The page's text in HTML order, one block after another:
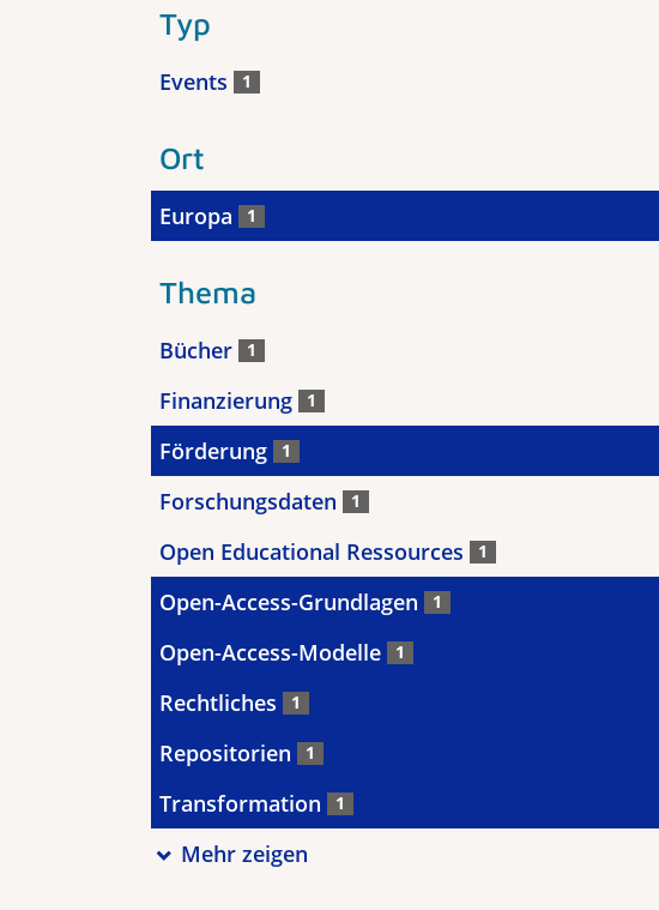
Typ
Events 1
Ort
Europa 1
Thema
Bücher 1
Finanzierung 1
Förderung 1
Forschungsdaten 1
Open Educational Ressources 1
Open-Access-Grundlagen 1
Open-Access-Modelle 1
Rechtliches 1
Repositorien 1
Transformation 1
Mehr zeigen